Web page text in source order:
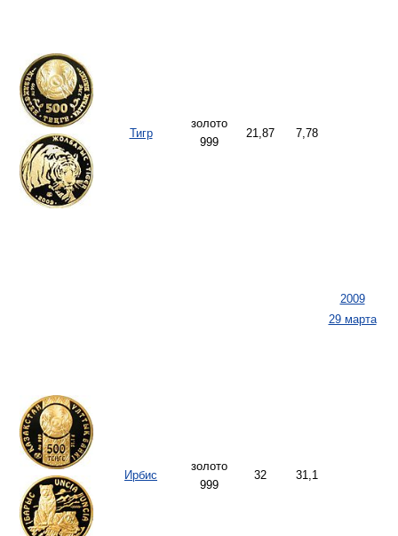
Тигр
золото
999
21,87 7,78
2009
Ирбис
золото
999
32 31,1
29 марта